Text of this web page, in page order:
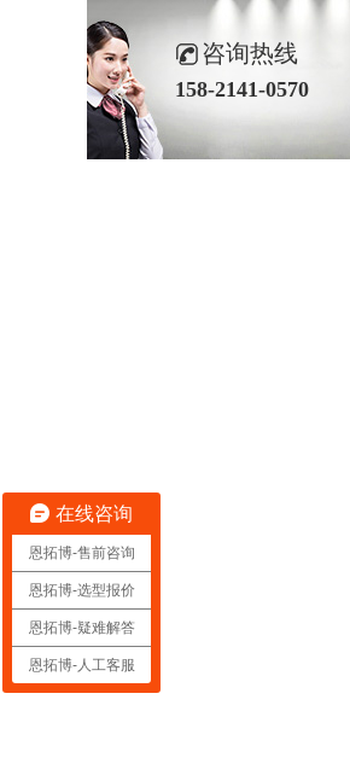
咨询热线
158-2141-0570
在线咨询
恩拓博-售前咨询
恩拓博-选型报价
恩拓博-疑难解答
恩拓博-人工客服